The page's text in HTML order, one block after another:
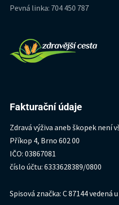
Pevná linka: 704 450 787
Fakturační údaje
Zdravá výživa aneb škopek není
Příkop 4, Brno 602 00
IČO: 03867081
číslo účtu: 6333628389/0800
Spisová značka: C 87144 vedená